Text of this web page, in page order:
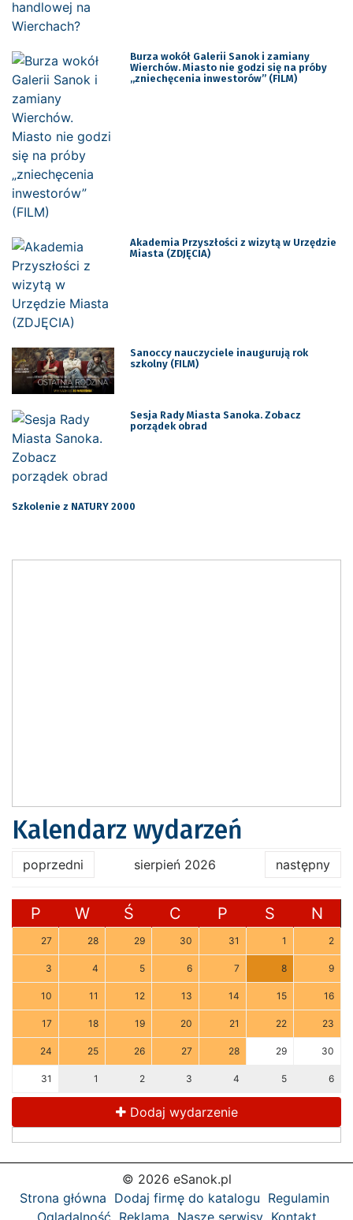
Burza wokół Galerii Sanok i zamiany
Wierchów. Miasto nie godzi się na próby
„zniechęcenia inwestorów” (FILM)
Akademia Przyszłości z wizytą w Urzędzie
Miasta (ZDJĘCIA)
Sanoccy nauczyciele inaugurują rok
szkolny (FILM)
Sesja Rady Miasta Sanoka. Zobacz
porządek obrad
Szkolenie z NATURY 2000
Kalendarz wydarzeń
poprzedni sierpień 2026 następny
P W Ś C P S N
27 28 29 30 31 1 2
3 4 5 6 7 8 9
10 11 12 13 14 15 16
17 18 19 20 21 22 23
24 25 26 27 28 29 30
31 1 2 3 4 5 6
Dodaj wydarzenie
© 2026 eSanok.pl
Strona główna Dodaj firmę do katalogu Regulamin